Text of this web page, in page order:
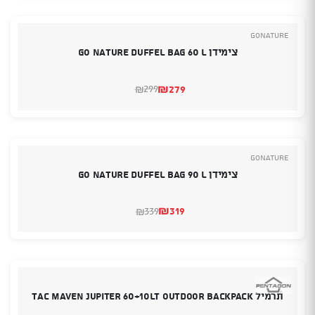
GoNature
צימידן Go Nature Duffel Bag 60 L
₪299
המחיר₪279
המחיר
GoNature
צימידן Go Nature Duffel Bag 90 L
₪339
המחיר₪319
המחיר
תרמיל TAC MAVEN JUPITER 60+10LT OUTDOOR BACKPACK